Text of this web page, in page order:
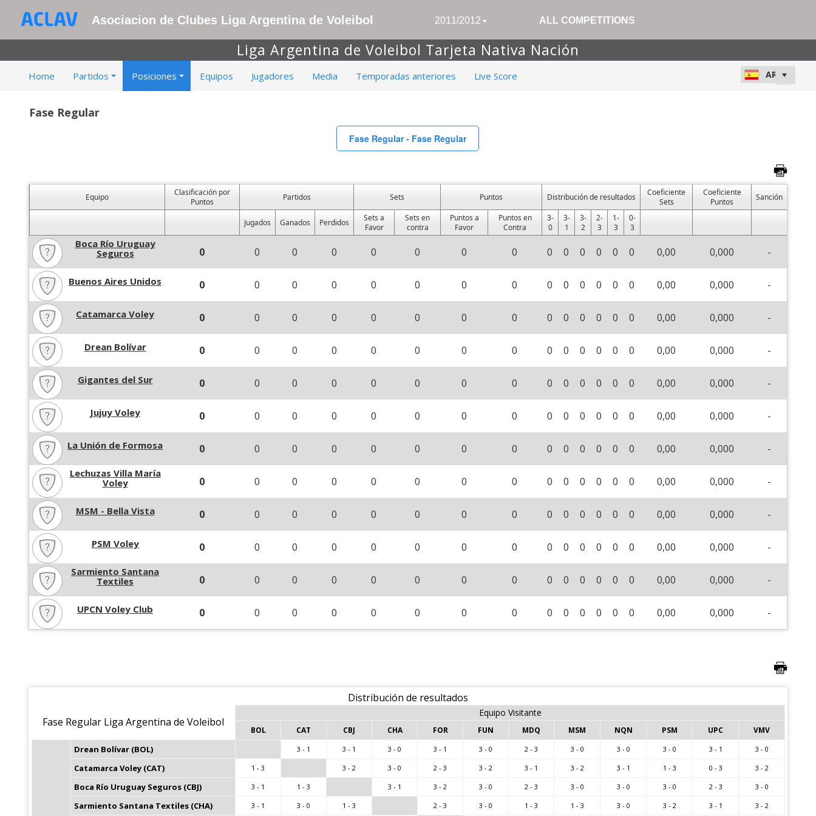
Asociacion de Clubes Liga Argentina de Voleibol 2011/2012 ALL COMPETITIONS
Liga Argentina de Voleibol Tarjeta Nativa Nación
Home Partidos Posiciones Equipos Jugadores Media Temporadas anteriores Live Score
Fase Regular
Fase Regular - Fase Regular
Equipo
Clasificación por
Puntos
Partidos Sets Puntos Distribución de resultados
Coeficiente
Sets
Coeficiente
Puntos
Sanción
Jugados Ganados Perdidos
Sets a
Favor
Sets en
contra
Puntos a
Favor
Puntos en
Contra
3-
0
3-
1
3-
2
2-
3
1-
3
0-
3
Boca Río Uruguay
Seguros
0 0 0 0 0 0 0 0 0 0 0 0 0 0 0,00 0,000 -
Buenos Aires Unidos 0 0 0 0 0 0 0 0 0 0 0 0 0 0 0,00 0,000 -
Catamarca Voley 0 0 0 0 0 0 0 0 0 0 0 0 0 0 0,00 0,000 -
Drean Bolívar 0 0 0 0 0 0 0 0 0 0 0 0 0 0 0,00 0,000 -
Gigantes del Sur 0 0 0 0 0 0 0 0 0 0 0 0 0 0 0,00 0,000 -
Jujuy Voley 0 0 0 0 0 0 0 0 0 0 0 0 0 0 0,00 0,000 -
La Unión de Formosa 0 0 0 0 0 0 0 0 0 0 0 0 0 0 0,00 0,000 -
Lechuzas Villa María
Voley
0 0 0 0 0 0 0 0 0 0 0 0 0 0 0,00 0,000 -
MSM - Bella Vista 0 0 0 0 0 0 0 0 0 0 0 0 0 0 0,00 0,000 -
PSM Voley 0 0 0 0 0 0 0 0 0 0 0 0 0 0 0,00 0,000 -
Sarmiento Santana
Textiles
0 0 0 0 0 0 0 0 0 0 0 0 0 0 0,00 0,000 -
UPCN Voley Club 0 0 0 0 0 0 0 0 0 0 0 0 0 0 0,00 0,000 -
Distribución de resultados
Fase Regular Liga Argentina de Voleibol
Equipo Visitante
BOL CAT CBJ CHA FOR FUN MDQ MSM NQN PSM UPC VMV
Drean Bolívar (BOL) 3 - 1 3 - 1 3 - 0 3 - 1 3 - 0 2 - 3 3 - 0 3 - 0 3 - 0 3 - 1 3 - 0
Catamarca Voley (CAT) 1 - 3 3 - 2 3 - 0 2 - 3 3 - 2 3 - 1 3 - 2 3 - 1 1 - 3 0 - 3 3 - 2
Boca Río Uruguay Seguros (CBJ) 3 - 1 1 - 3 3 - 1 3 - 2 3 - 0 2 - 3 3 - 0 3 - 0 3 - 0 2 - 3 3 - 0
Sarmiento Santana Textiles (CHA) 3 - 1 3 - 0 1 - 3 2 - 3 3 - 0 1 - 3 1 - 3 3 - 0 3 - 2 3 - 1 3 - 2